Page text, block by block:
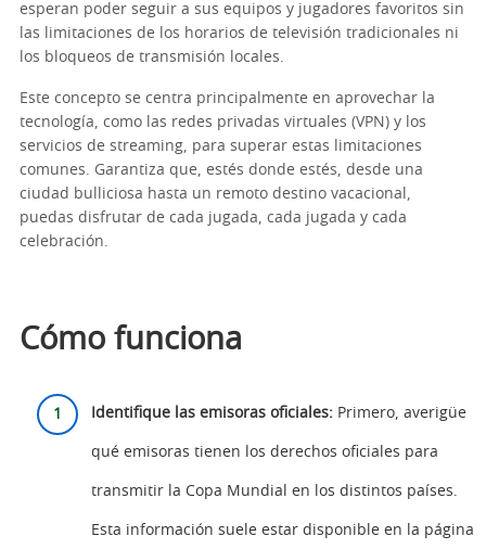
esperan poder seguir a sus equipos y jugadores favoritos sin
las limitaciones de los horarios de televisión tradicionales ni
los bloqueos de transmisión locales.
Este concepto se centra principalmente en aprovechar la
tecnología, como las redes privadas virtuales (VPN) y los
servicios de streaming, para superar estas limitaciones
comunes. Garantiza que, estés donde estés, desde una
ciudad bulliciosa hasta un remoto destino vacacional,
puedas disfrutar de cada jugada, cada jugada y cada
celebración.
Cómo funciona
Identifique las emisoras oficiales: Primero, averigüe
qué emisoras tienen los derechos oficiales para
transmitir la Copa Mundial en los distintos países.
Esta información suele estar disponible en la página